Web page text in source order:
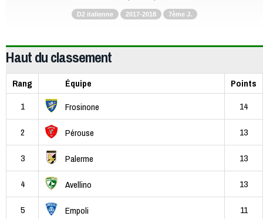
D2 italienne 2017-2018 7ème J.
Haut du classement
Rang Équipe
Points
1
Frosinone 14
2 Pérouse 13
3 Palerme 13
4 Avellino 13
5 Empoli
11